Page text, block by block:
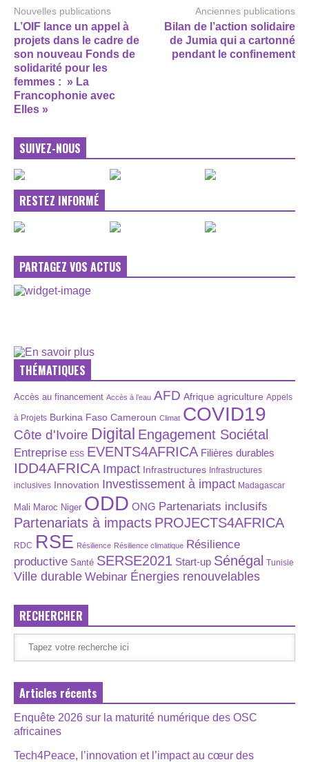
Nouvelles publications
L’OIF lance un appel à
projets dans le cadre de
son nouveau Fonds de
solidarité pour les
femmes : » La
Francophonie avec
Elles »
Anciennes publications
Bilan de l’action solidaire
de Jumia qui a cartonné
pendant le confinement
SUIVEZ-NOUS
RESTEZ INFORMÉ
PARTAGEZ VOS ACTUS
THÉMATIQUES
Accès au financement Accès à l’eau AFD Afrique agriculture Appels
à Projets Burkina Faso Cameroun Climat COVID19
Côte d'Ivoire Digital Engagement Sociétal
Entreprise ESS EVENTS4AFRICA Filières durables
IDD4AFRICA Impact Infrastructures Infrastructures
inclusives Innovation Investissement à impact Madagascar
Mali Maroc Niger ODD ONG Partenariats inclusifs
Partenariats à impacts PROJECTS4AFRICA
RDC RSE Résilience Résilience climatique Résilience
productive Santé SERSE2021 Start-up Sénégal Tunisie
Ville durable Webinar Énergies renouvelables
RECHERCHER
Articles récents
Enquête 2026 sur la maturité numérique des OSC
africaines
Tech4Peace, l’innovation et l’impact au cœur des